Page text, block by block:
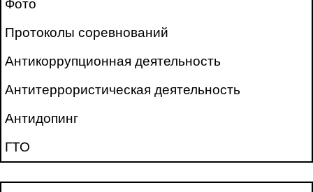
Протоколы соревнований
Антикоррупционная деятельность
Антитеррористическая деятельность
Антидопинг
ГТО